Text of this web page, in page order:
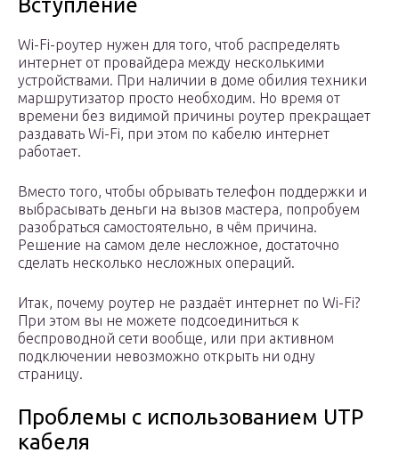
Вступление
Wi-Fi-роутер нужен для того, чтоб распределять
интернет от провайдера между несколькими
устройствами. При наличии в доме обилия техники
маршрутизатор просто необходим. Но время от
времени без видимой причины роутер прекращает
раздавать Wi-Fi, при этом по кабелю интернет
работает.
Вместо того, чтобы обрывать телефон поддержки и
выбрасывать деньги на вызов мастера, попробуем
разобраться самостоятельно, в чём причина.
Решение на самом деле несложное, достаточно
сделать несколько несложных операций.
Итак, почему роутер не раздаёт интернет по Wi-Fi?
При этом вы не можете подсоединиться к
беспроводной сети вообще, или при активном
подключении невозможно открыть ни одну
страницу.
Проблемы с использованием UTP
кабеля